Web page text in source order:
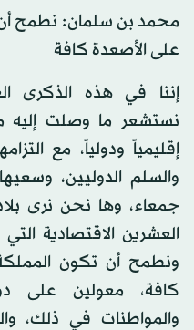
محمد بن سلمان: نطمح أن
على الأصعدة كافة
إننا في هذه الذكرى
نستشعر ما وصلت إليه
إقليمياً ودولياً، مع
والسلم الدوليين،
جمعاء، وها نحن نرى
العشرين الاقتصادية
ونطمح أن تكون
كافة، معولين على
والمواطنات في ذلك،